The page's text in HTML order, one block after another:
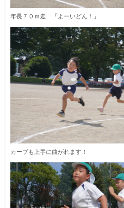
年長７０ｍ走 「よーいどん！」
カーブも上手に曲がれます！